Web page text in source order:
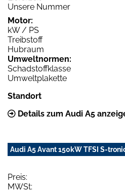
Unsere Nummer
Motor:
kW / PS
Treibstoff
Hubraum
Umweltnormen:
Schadstoffklasse
Umweltplakette
Standort
Details zum Audi A5
Audi A5 Avant 150kW TFSI S-
Preis:
MWSt: